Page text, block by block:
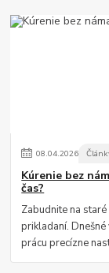
08.04.2026
Kúrenie bez
čas?
Zabudnite na
prikladaní.
prácu precízne